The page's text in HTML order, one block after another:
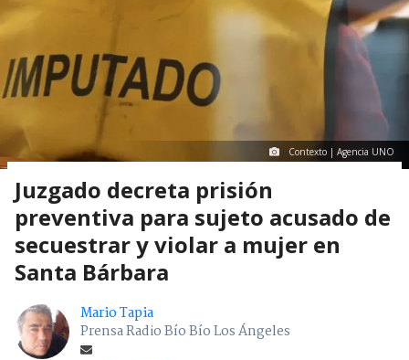
Contexto | Agencia UNO
Juzgado decreta prisión
preventiva para sujeto acusado de
secuestrar y violar a mujer en
Santa Bárbara
Mario Tapia
Prensa Radio Bío Bío Los Ángeles